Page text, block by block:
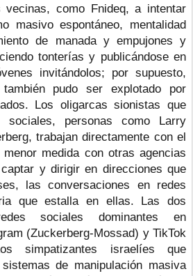
vecinas, como Fnideq, a intentar
masivo espontáneo, mentalidad
de manada y empujones y
tonterías y publicándose en
invitándolos; por supuesto,
pudo ser explotado por
Los oligarcas sionistas que
sociales, personas como Larry
trabajan directamente con el
medida con otras agencias
y dirigir en direcciones que
las conversaciones en redes
que estalla en ellas. Las dos
sociales dominantes en
(Zuckerberg-Mossad) y TikTok
simpatizantes israelíes que
de manipulación masiva